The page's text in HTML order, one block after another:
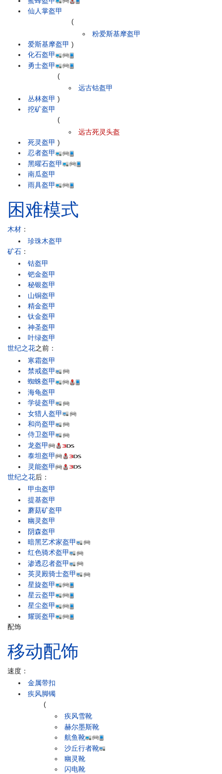
仙人掌盔甲
爱斯基摩盔甲
(
粉爱斯基摩盔甲
)
化石盔甲
勇士盔甲
丛林盔甲
(
远古钴盔甲
)
挖矿盔甲
死灵盔甲
(
远古死灵头盔
)
忍者盔甲
黑曜石盔甲
南瓜盔甲
雨具盔甲
困难模式
木材 ：
珍珠木盔甲
矿石 ：
钴盔甲
钯金盔甲
秘银盔甲
山铜盔甲
精金盔甲
钛金盔甲
神圣盔甲
叶绿盔甲
世纪之花之前：
寒霜盔甲
禁戒盔甲
蜘蛛盔甲
海龟盔甲
学徒盔甲
女猎人盔甲
和尚盔甲
侍卫盔甲
龙盔甲
泰坦盔甲
灵能盔甲
世纪之花后：
甲虫盔甲
提基盔甲
蘑菇矿盔甲
幽灵盔甲
阴森盔甲
暗黑艺术家盔甲
红色骑术盔甲
渗透忍者盔甲
英灵殿骑士盔甲
星旋盔甲
星云盔甲
星尘盔甲
耀斑盔甲
配饰
移动配饰
速度：
金属带扣
疾风脚镯
(
疾风雪靴
赫尔墨斯靴
航鱼靴
沙丘行者靴
幽灵靴
闪电靴